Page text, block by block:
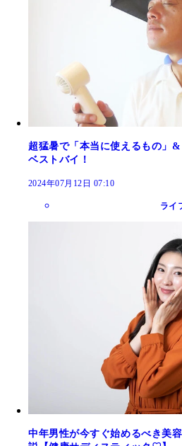
超猛暑で「本当に使えるもの」
ベストバイ！
2024年07月12日 07:10
ライ
中年男性が今すぐ始めるべき美